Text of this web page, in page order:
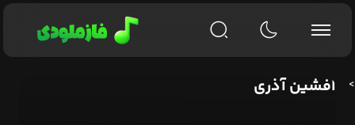
افشین آذری >